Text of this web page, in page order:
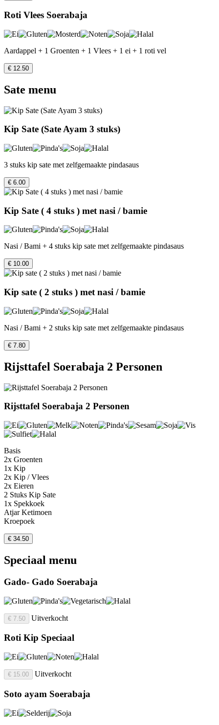
Roti Vlees Soerabaja
Aardappel + 1 Groenten + 1 Vlees + 1 ei + 1 roti vel
€ 12.50
Sate menu
Kip Sate (Sate Ayam 3 stuks)
3 stuks kip sate met zelfgemaakte pindasaus
€ 6.00
Kip Sate ( 4 stuks ) met nasi / bamie
Nasi / Bami + 4 stuks kip sate met zelfgemaakte pindasaus
€ 10.00
Kip sate ( 2 stuks ) met nasi / bamie
Nasi / Bami + 2 stuks kip sate met zelfgemaakte pindasaus
€ 7.80
Rijsttafel Soerabaja 2 Personen
Rijsttafel Soerabaja 2 Personen
Basis
2x Groenten
1x Kip
2x Kip / Vlees
2x Eieren
2 Stuks Kip Sate
1x Spekkoek
Atjar Ketimoen
Kroepoek
€ 34.50
Speciaal menu
Gado- Gado Soerabaja
€ 7.50 Uitverkocht
Roti Kip Speciaal
€ 15.00 Uitverkocht
Soto ayam Soerabaja